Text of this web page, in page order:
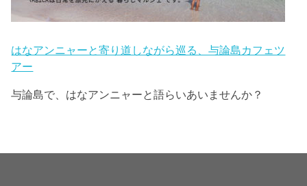
はなアンニャーと寄り道しながら巡る、与論島カフェツ
アー
与論島で、はなアンニャーと語らいあいませんか？